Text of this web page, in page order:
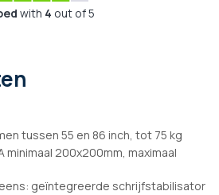
with 4 out of 5
tussen 55 en 86 inch, tot 75 kg
minimaal 200x200mm, maximaal
geïntegreerde schrijfstabilisator